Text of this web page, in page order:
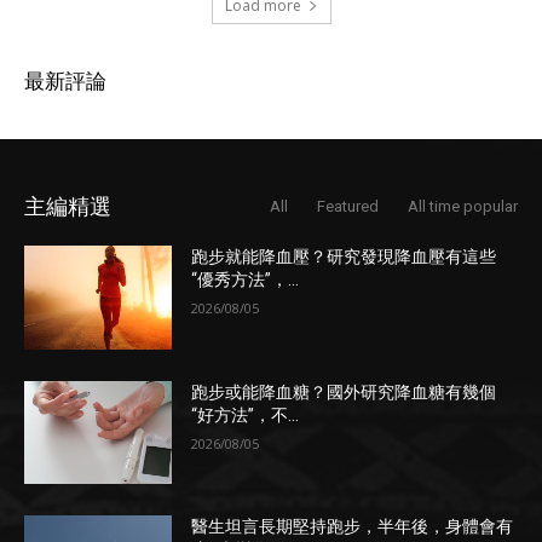
Load more
最新評論
主編精選 All Featured All time popular
跑步就能降血壓？研究發現降血壓有這些
“優秀方法”，...
2026/08/05
跑步或能降血糖？國外研究降血糖有幾個
“好方法”，不...
2026/08/05
醫生坦言長期堅持跑步，半年後，身體會有